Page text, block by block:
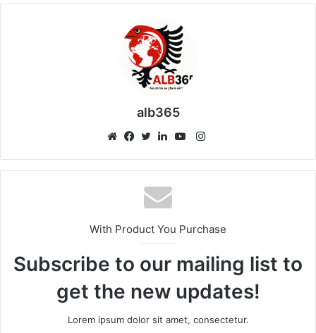
alb365
Instagram
With Product You Purchase
Subscribe to our mailing list to
get the new updates!
Lorem ipsum dolor sit amet, consectetur.